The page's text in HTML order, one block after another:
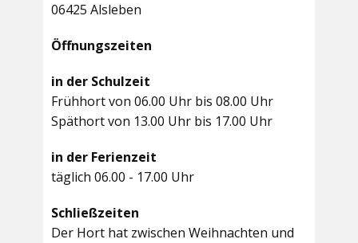
06425 Alsleben
Öffnungszeiten
in der Schulzeit
Frühhort von 06.00 Uhr bis 08.00 Uhr
Späthort von 13.00 Uhr bis 17.00 Uhr
in der Ferienzeit
täglich 06.00 - 17.00 Uhr
Schließzeiten
Der Hort hat zwischen Weihnachten und